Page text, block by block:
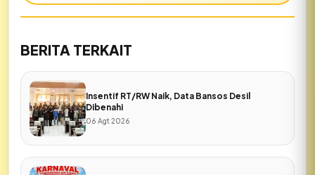
BERITA TERKAIT
Insentif RT/RW Naik, Data Bansos Desil
Dibenahi
06 Agt 2026